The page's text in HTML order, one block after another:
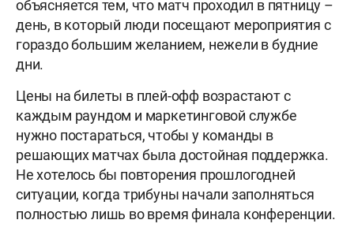
объясняется тем, что матч проходил в пятницу –
день, в который люди посещают мероприятия с
гораздо большим желанием, нежели в будние
дни.
Цены на билеты в плей-офф возрастают с
каждым раундом и маркетинговой службе
нужно постараться, чтобы у команды в
решающих матчах была достойная поддержка.
Не хотелось бы повторения прошлогодней
ситуации, когда трибуны начали заполняться
полностью лишь во время финала конференции.